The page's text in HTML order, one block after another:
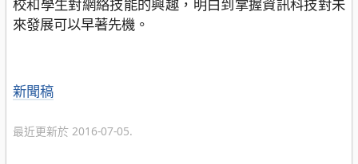
校和學生對網絡技能的興趣，明白到掌握資訊科技對未
來發展可以早著先機。
分
新聞稿
最近更新於 2016-07-05.